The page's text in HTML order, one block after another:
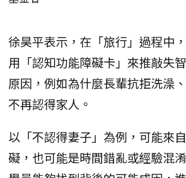
徐昊平表示，在「旅行」過程中
用「認知功能障礙卡」來推敲失
原因，例如為什麼長輩抗拒洗澡
不再認得家人。
以「不認得妻子」為例，可能來
礙，也可能是時間錯亂或經驗混